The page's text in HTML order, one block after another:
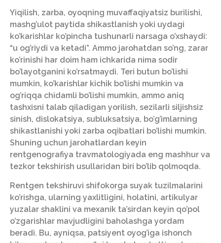
Yiqilish, zarba, oyoqning muvaffaqiyatsiz burilishi,
mashg’ulot paytida shikastlanish yoki uydagi
ko’karishlar ko’pincha tushunarli narsaga o’xshaydi:
“u og’riydi va ketadi”. Ammo jarohatdan so’ng, zarar
ko’rinishi har doim ham ichkarida nima sodir
bo’layotganini ko’rsatmaydi. Teri butun bo’lishi
mumkin, ko’karishlar kichik bo’lishi mumkin va
og’riqqa chidamli bo’lishi mumkin, ammo aniq
tashxisni talab qiladigan yorilish, sezilarli siljishsiz
sinish, dislokatsiya, subluksatsiya, bo’g’imlarning
shikastlanishi yoki zarba oqibatlari bo’lishi mumkin.
Shuning uchun jarohatlardan keyin
rentgenografiya travmatologiyada eng mashhur va
tezkor tekshirish usullaridan biri bo’lib qolmoqda.
Rentgen tekshiruvi shifokorga suyak tuzilmalarini
ko’rishga, ularning yaxlitligini, holatini, artikulyar
yuzalar shaklini va mexanik ta’sirdan keyin qo’pol
o’zgarishlar mavjudligini baholashga yordam
beradi. Bu, ayniqsa, patsiyent oyog’iga ishonch